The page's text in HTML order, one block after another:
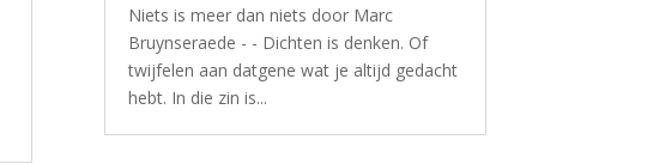
Niets is meer dan niets door Marc
Bruynseraede - - Dichten is denken. Of
twijfelen aan datgene wat je altijd gedacht
hebt. In die zin is...